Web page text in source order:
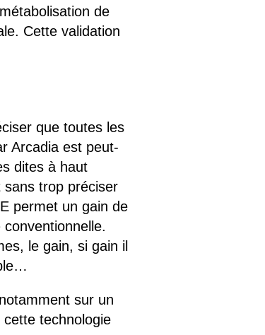
de
Cette validation
que toutes les
Arcadia est peut-
dites à haut
sans trop préciser
permet un gain de
le gain, si gain il
sur un
technologie